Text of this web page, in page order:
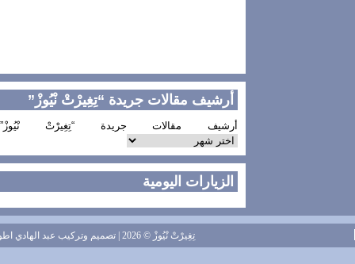
أرشيف مقالات جريدة “تِغِيرْتْ نْيُوزْ”
أرشيف مقالات جريدة “تِغِيرْتْ نْيُوزْ”
الزيارات اليومية
تِغِيرْتْ نْيُوزْ© 2026 | تصميم وتركيب عبد الهادي اطويل